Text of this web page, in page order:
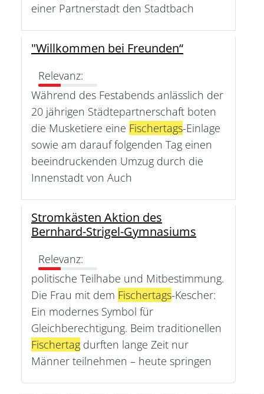
einer Partnerstadt den Stadtbach
"Willkommen bei Freunden“
Relevanz:
Während des Festabends anlässlich der
20 jährigen Städtepartnerschaft boten
die Musketiere eine Fischertags-Einlage
sowie am darauf folgenden Tag einen
beeindruckenden Umzug durch die
Innenstadt von Auch
Stromkästen Aktion des
Bernhard-Strigel-Gymnasiums
Relevanz:
politische Teilhabe und Mitbestimmung.
Die Frau mit dem Fischertags-Kescher:
Ein modernes Symbol für
Gleichberechtigung. Beim traditionellen
Fischertag durften lange Zeit nur
Männer teilnehmen – heute springen